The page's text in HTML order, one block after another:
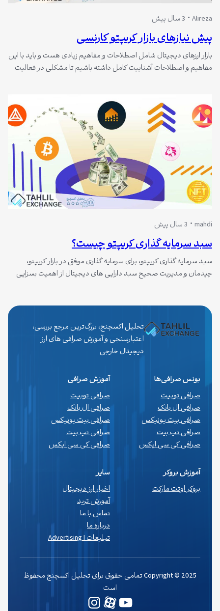
Alireza 3 سال پیش
پیش نیازهای بازار کریپتو کارنسی
بازار ارزهای دیجیتال شامل اصطلاحات و مفاهیم زیادی هست و باید با این
مفاهیم و اصطلاحات آشناییت کامل داشته باشیم تا مشکلی در فعالیت
معاملات ارزهای دیجیتال برای…
mahdi 3 سال پیش
سبد سرمایه گذاری کریپتو چیست؟
سبد سرمایه گذاری کریپتو، برای سرمایه گذاری موفق در بازار کریپتو،
چیدمان و مدیریت صحیح سبد دارایی های دیجیتال از اهمیت بسزایی
فرد بیشتر باشد، این سبد نیز بزرگتر و متنوع تر…
تحلیل اکسچنج، بزرگ‌ترین مرجع بررسی،
اعتبارسنجی و آموزش صرافی های ارز
دیجیتال خارجی
بونس صرافی‌ها
صرافی توبیت
صرافی ال بانک
صرافی بیت یونیکس
صرافی تپ بیت
صرافی کی سی ایکس
آموزش صرافی
صرافی توبیت
صرافی ال بانک
صرافی بیت یونیکس
صرافی تپ بیت
صرافی کی سی ایکس
آموزش بروکر
بروکر اوتت مارکت
سایر
اخبار ارز دیجیتال
آموزش ترید
تماس با ما
درباره ما
تبلیغات | Advertising
یوتیوبوردپرس
Copyright © 2025 تمامی حقوق برای تحلیل اکسچنج محفوظ
است